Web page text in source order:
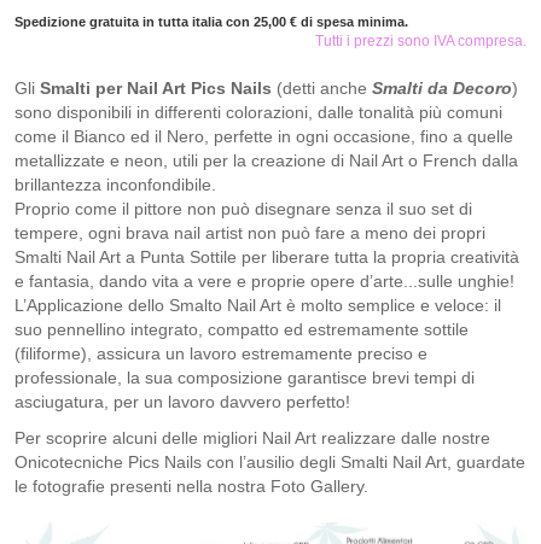
Spedizione gratuita in tutta italia con 25,00 € di spesa minima.
Tutti i prezzi sono IVA compresa.
Gli Smalti per Nail Art Pics Nails (detti anche Smalti da Decoro)
sono disponibili in differenti colorazioni, dalle tonalità più comuni
come il Bianco ed il Nero, perfette in ogni occasione, fino a quelle
metallizzate e neon, utili per la creazione di Nail Art o French dalla
brillantezza inconfondibile.
​Proprio come il pittore non può disegnare senza il suo set di
tempere, ogni brava nail artist non può fare a meno dei propri
Smalti Nail Art a Punta Sottile per liberare tutta la propria creatività
e fantasia, dando vita a vere e proprie opere d’arte...sulle unghie!
L’Applicazione dello Smalto Nail Art è molto semplice e veloce: il
suo pennellino integrato, compatto ed estremamente sottile
(filiforme), assicura un lavoro estremamente preciso e
professionale, la sua composizione garantisce brevi tempi di
asciugatura, per un lavoro davvero perfetto!
Per scoprire alcuni delle migliori Nail Art realizzare dalle nostre
Onicotecniche Pics Nails con l’ausilio degli Smalti Nail Art, guardate
le fotografie presenti nella nostra Foto Gallery.